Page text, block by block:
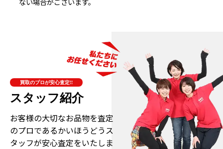
買取のプロが安心査定!!
スタッフ紹介
お客様の大切なお品物を査定
のプロであるかいほうどうス
タッフが安心査定をいたしま